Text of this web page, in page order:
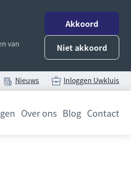
van
Akkoord
Niet akkoord
Nieuws Inloggen Uwkluis
Over ons Blog Contact